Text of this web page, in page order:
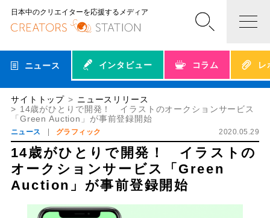
日本中のクリエイターを応援するメディア
ニュース インタビュー コラム レ
サイトトップ
ニュースリリース
14歳がひとりで開発！ イラストのオークションサービス
「Green Auction」が事前登録開始
ニュース グラフィック 2020.05.29
14歳がひとりで開発！ イラストの
オークションサービス「Green
Auction」が事前登録開始